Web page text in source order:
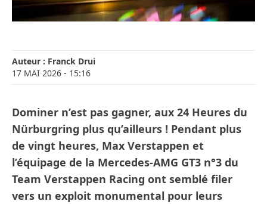
Auteur : Franck Drui
17 MAI 2026 - 15:16
Dominer n’est pas gagner, aux 24 Heures du
Nürburgring plus qu’ailleurs ! Pendant plus
de vingt heures, Max Verstappen et
l’équipage de la Mercedes-AMG GT3 n°3 du
Team Verstappen Racing ont semblé filer
vers un exploit monumental pour leurs